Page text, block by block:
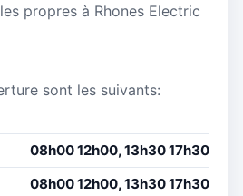
propres à Rhones Electric
sont les suivants:
08h00 12h00, 13h30 17h30
08h00 12h00, 13h30 17h30